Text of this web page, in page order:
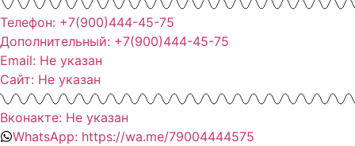
Телефон: +7(900)444-45-75
Дополнительный: +7(900)444-45-75
Email: Не указан
Сайт: Не указан
Вконакте: Не указан
WhatsApp: https://wa.me/79004444575